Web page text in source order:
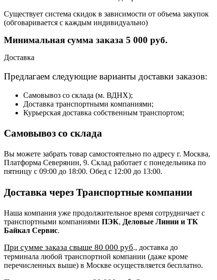
Существует система скидок в зависимости от объема закупок
(обговаривается с каждым индивидуально)
Минимальная сумма заказа 5 000 руб.
Доставка
Предлагаем следующие варианты доставки заказов:
Самовывоз со склада (м. ВДНХ);
Доставка транспортными компаниями;
Курьерская доставка собственным транспортом;
Самовывоз со склада
Вы можете забрать товар самостоятельно по адресу г. Москва,
Платформа Северянин, 9. Склад работает с понедельника по
пятницу с 09:00 до 18:00. Обед с 12:00 до 13:00.
Доставка через Транспортные компании
Наша компания уже продолжительное время сотрудничает с
транспортными компаниями ПЭК, Деловые Линии и ТК
Байкал Сервис.
При сумме заказа свыше 80 000 руб., доставка до
терминала любой транспортной компании (даже кроме
перечисленных выше) в Москве осуществляется бесплатно.